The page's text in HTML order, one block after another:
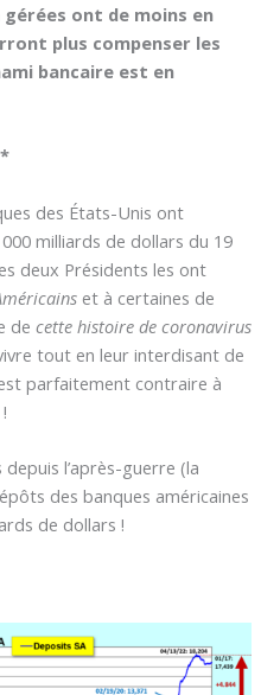
gérées ont de moins en
plus compenser les
bancaire est en
des États-Unis ont
milliards de dollars du 19
deux Présidents les ont
et à certaines de
de cette histoire de coronavirus
tout en leur interdisant de
parfaitement contraire à
l’après-guerre (la
des banques américaines
de dollars !